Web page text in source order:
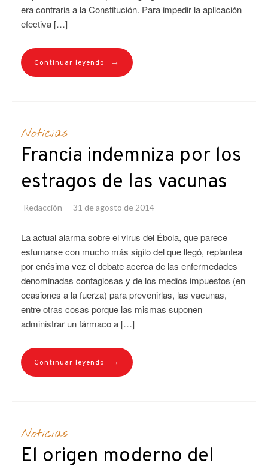
era contraria a la Constitución. Para impedir la aplicación
efectiva […]
Continuar leyendo →
Noticias
Francia indemniza por los
estragos de las vacunas
Redacción 31 de agosto de 2014
La actual alarma sobre el virus del Ébola, que parece
esfumarse con mucho más sigilo del que llegó, replantea
por enésima vez el debate acerca de las enfermedades
denominadas contagiosas y de los medios impuestos (en
ocasiones a la fuerza) para prevenirlas, las vacunas,
entre otras cosas porque las mismas suponen
administrar un fármaco a […]
Continuar leyendo →
Noticias
El origen moderno del